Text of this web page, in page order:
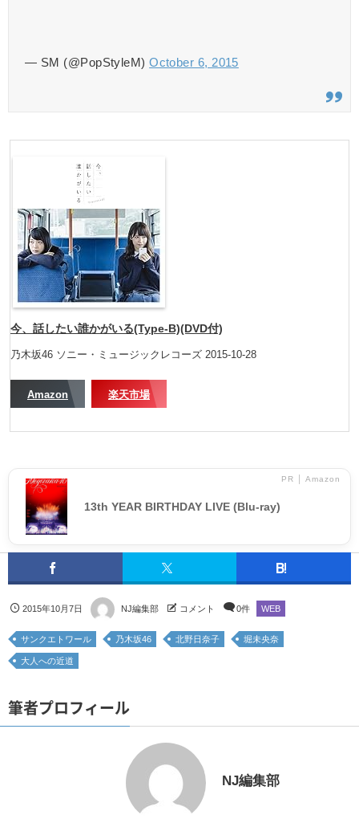
— SM (@PopStyleM)October 6, 2015
今、話したい誰かがいる(Type-B)(DVD付)
乃木坂46 ソニー・ミュージックレコーズ 2015-10-28
Amazon 楽天市場
PR │ Amazon
13th YEAR BIRTHDAY LIVE (Blu-ray)
2015年10月7日 NJ編集部 コメント 0件 WEB
サンクエトワール 乃木坂46 北野日奈子 堀未央奈
大人への近道
筆者プロフィール
NJ編集部